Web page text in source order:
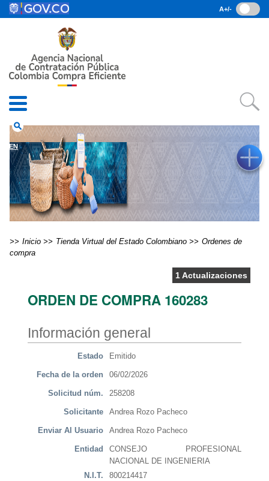
Pasar al contenido principal
• Consulta RUES
• Preguntas Frecuentes
search
EN
A+/-
Inicio Tienda Virtual del Estado Colombiano
Ordenes de
compra
1 Actualizaciones
ORDEN DE COMPRA 160283
Información general
Estado Emitido
Fecha de la orden 06/02/2026
Solicitud núm. 258208
Solicitante Andrea Rozo Pacheco
Enviar Al Usuario Andrea Rozo Pacheco
Entidad
CONSEJO PROFESIONAL
NACIONAL DE INGENIERIA
N.I.T.
800214417